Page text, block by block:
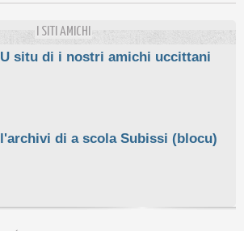
I SITI AMICHI
U situ di i nostri amichi uccittani
l'archivi di a scola Subissi (blocu)